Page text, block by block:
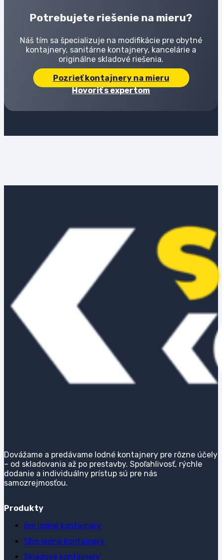
Potrebujete riešenie na mieru?
Náš tím sa špecializuje na modifikácie pre obytné
kontajnery, sanitárne kontajnery, kancelárie a
originálne skladové riešenia.
Pozrieť kontajnery na mieru
Hovoriť s expertom
Dovážame a predávame lodné kontajnery pre rôzne účely
– od skladovania až po prestavby. Spoľahlivosť, rýchle
dodanie a individuálny prístup sú pre nás
samozrejmosťou.
Produkty
6m lodné kontajnery
12m lodné kontajnery
Skladové kontajnery